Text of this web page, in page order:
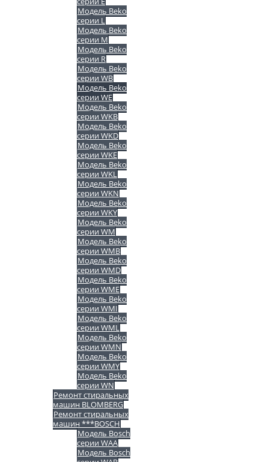
Модель Beko
серии L
Модель Beko
серии M
Модель Beko
серии R
Модель Beko
серии WB
Модель Beko
серии WE
Модель Beko
серии WKB
Модель Beko
серии WKD
Модель Beko
серии WKE
Модель Beko
серии WKL
Модель Beko
серии WKN
Модель Beko
серии WKY
Модель Beko
серии WM
Модель Beko
серии WMB
Модель Beko
серии WMD
Модель Beko
серии WME
Модель Beko
серии WMI
Модель Beko
серии WML
Модель Beko
серии WMN
Модель Beko
серии WMY
Модель Beko
серии WN
Ремонт стиральных
машин BLOMBERG
Ремонт стиральных
машин ***BOSCH
Модель Bosch
серии WAA
Модель Bosch